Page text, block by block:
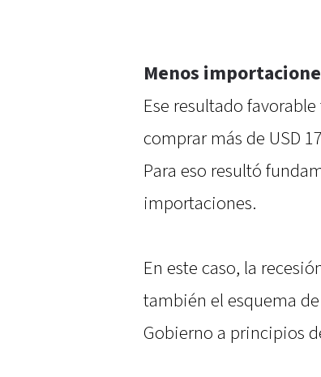
Menos
Ese resultado
comprar más de USD
Para eso resultó
importaciones.
En este caso, la
también el esquema
Gobierno a principios